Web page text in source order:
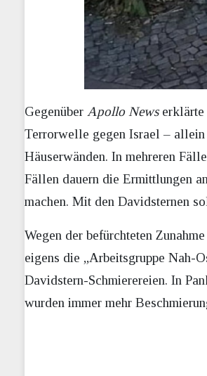
Gegenüber Apollo Newserklärte
Terrorwelle gegen Israel – allein
Häuserwänden. In mehreren
Fällen dauern die Ermittlungen
machen. Mit den Davidsternen
Wegen der befürchteten
eigens die „Arbeitsgruppe Nah-
Davidstern-Schmierereien. In
wurden immer mehr